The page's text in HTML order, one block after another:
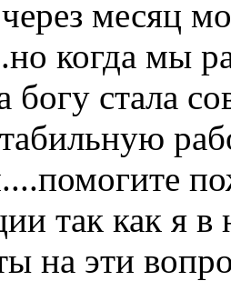
месяц
когда мы
богу стала
так как я
на эти